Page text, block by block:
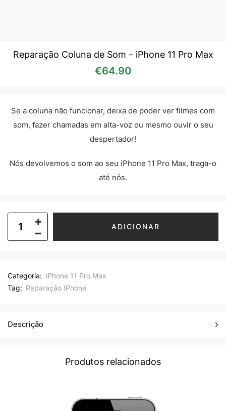
Reparação Coluna de Som – iPhone 11 Pro Max
€64.90
Se a coluna não funcionar, deixa de poder ver filmes com
som, fazer chamadas em alta-voz ou mesmo ouvir o seu
despertador!
Nós devolvemos o som ao seu iPhone 11 Pro Max, traga-o
até nós.
ADICIONAR
Categoria: IPhone 11 Pro Max
Tag: Reparação IPhone
Descrição
Produtos relacionados